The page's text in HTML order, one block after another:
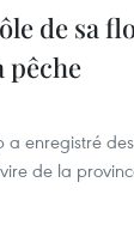
de sa
pêche
enregistré
de la